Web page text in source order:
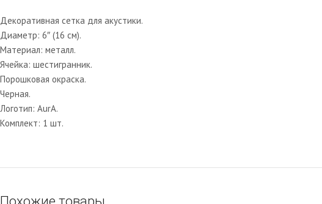
Декоративная сетка для акустики.
Диаметр: 6″ (16 см).
Материал: металл.
Ячейка: шестигранник.
Порошковая окраска.
Черная.
Логотип: AurA.
Комплект: 1 шт.